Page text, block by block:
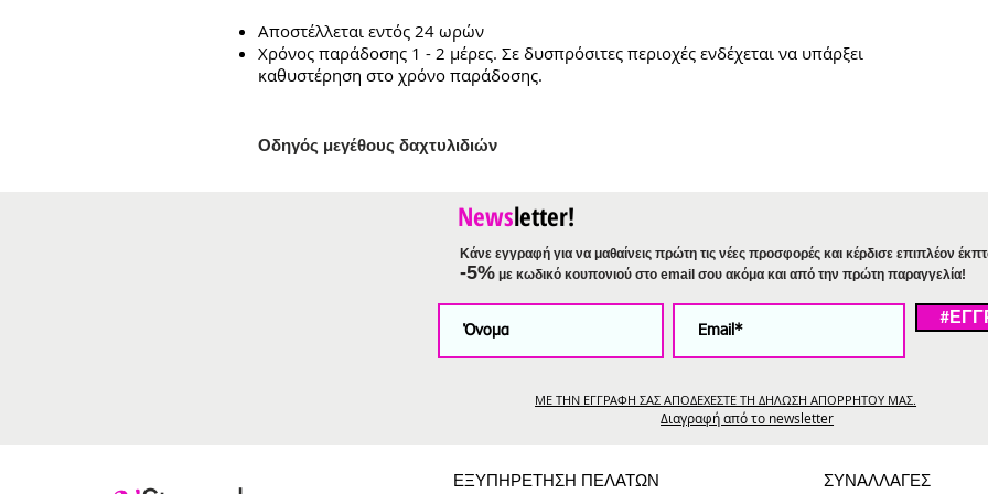
Αποστέλλεται εντός 24 ωρών
Χρόνος παράδοσης 1 - 2 μέρες. Σε δυσπρόσιτες περιοχές ενδέχεται να υπάρξει
καθυστέρηση στο χρόνο παράδοσης.
Οδηγός μεγέθους δαχτυλιδιών
Newsletter!
Κάνε εγγραφή για να μαθαίνεις πρώτη τις νέες προσφορές και κέρδισε επιπλέον
-5% με κωδικό κουπονιού στο email σου ακόμα και από την πρώτη παραγγελία!
ΜΕ ΤΗΝ ΕΓΓΡΑΦΗ ΣΑΣ ΑΠΟΔΕΧΕΣΤΕ ΤΗ ΔΗΛΩΣΗ ΑΠΟΡΡΗΤΟΥ ΜΑΣ.
Διαγραφή από το newsletter
ΕΞΥΠΗΡΕΤΗΣΗ ΠΕΛΑΤΩΝ ΣΥΝΑΛΛΑΓΕΣ